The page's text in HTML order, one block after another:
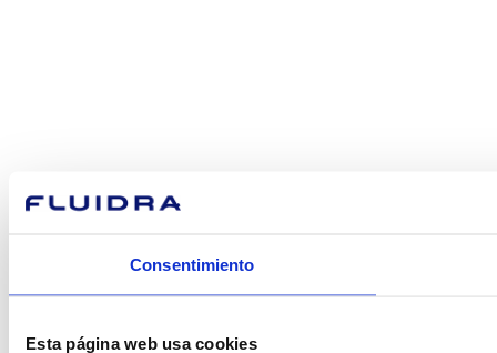
Consentimiento
Esta página web usa cookies